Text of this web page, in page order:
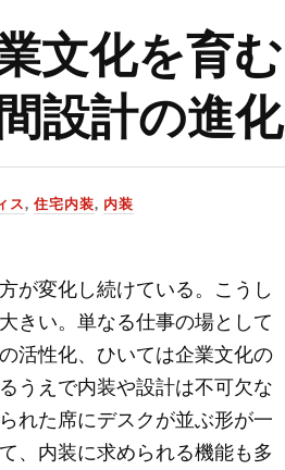
文化を育む
設計の進化
ス,住宅内装, 内装
が変化し続けている。 こうし
きい。単なる仕事の場として
活性化、ひいては企業文化の
うえで内装や設計は不可欠な
れた席にデスクが並ぶ形が一
、内装に求められる機能も多